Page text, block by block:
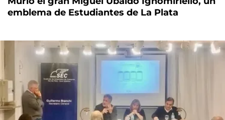
emblema de Estudiantes de La Plata